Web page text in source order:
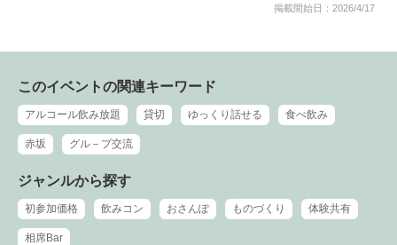
掲載開始日：2026/4/17
このイベントの関連キーワード
アルコール飲み放題 貸切 ゆっくり話せる 食べ飲み
赤坂 グル－プ交流
ジャンルから探す
初参加価格 飲みコン おさんぽ ものづくり 体験共有
相席Bar